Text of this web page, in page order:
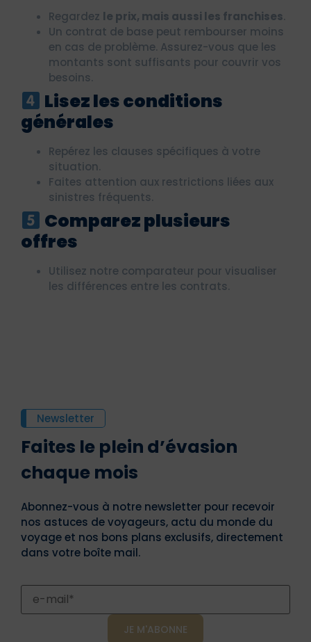
Regardez le prix, mais aussi les franchises.
Un contrat de base peut rembourser moins
en cas de problème. Assurez-vous que les
montants sont suffisants pour couvrir vos
besoins.
Lisez les conditions
générales
Repérez les clauses spécifiques à votre
situation.
Faites attention aux restrictions liées aux
sinistres fréquents.
Comparez plusieurs
offres
Utilisez notre comparateur pour visualiser
les différences entre les contrats.
Newsletter
Faites le plein d’évasion
chaque mois
Abonnez-vous à notre newsletter pour recevoir
nos astuces de voyageurs, actu du monde du
voyage et nos bons plans exclusifs, directement
dans votre boîte mail.